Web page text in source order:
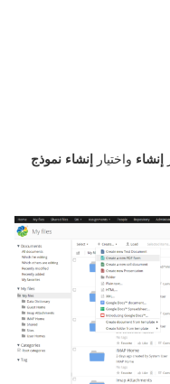
إنشاء واختيار إنشاء نموذج